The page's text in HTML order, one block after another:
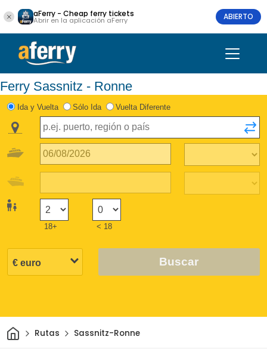
aFerry - Cheap ferry tickets
Abrir en la aplicación aFerry ABIERTO
Ferry Sassnitz - Ronne
Ida y Vuelta Sólo Ida Vuelta Diferente
18+ < 18
Buscar
InicioRutas Sassnitz-Ronne